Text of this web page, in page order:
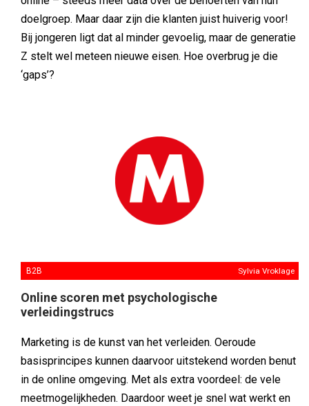
doelgroep. Maar daar zijn die klanten juist huiverig voor!
Bij jongeren ligt dat al minder gevoelig, maar de generatie
Z stelt wel meteen nieuwe eisen. Hoe overbrug je die
‘gaps’?
B2B Sylvia Vroklage
Online scoren met psychologische
verleidingstrucs
Marketing is de kunst van het verleiden. Oeroude
basisprincipes kunnen daarvoor uitstekend worden benut
in de online omgeving. Met als extra voordeel: de vele
meetmogelijkheden. Daardoor weet je snel wat werkt en